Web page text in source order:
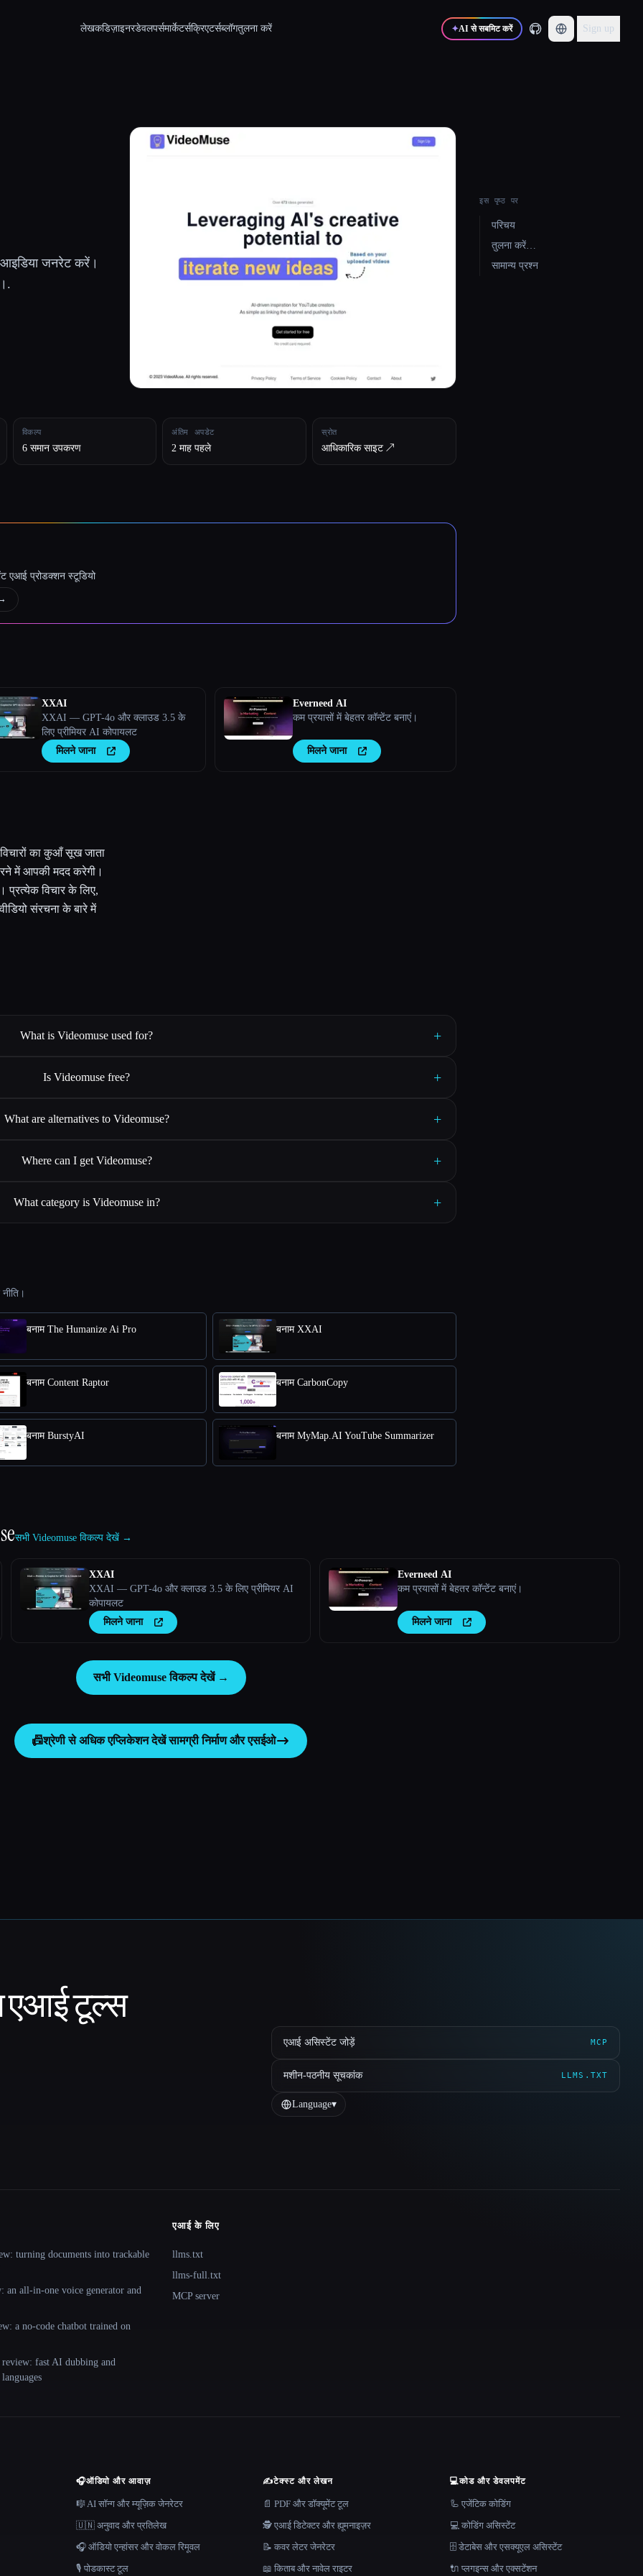
लेखकडिज़ाइनरडेवलपर्समार्केटर्सक्रिएटर्सब्लॉगतुलना करें ✦AI से सबमिट करें Sign up
जनरेट करें।
विकल्प
6 समान उपकरण
अंतिम अपडेट
2 माह पहले
स्रोत
आधिकारिक साइट ↗︎
एआई प्रोडक्शन स्टूडियो
XXAI
XXAI — GPT-4o और क्लाउड 3.5 के
लिए प्रीमियर AI कोपायलट
मिलने जाना
Everneed AI
कम प्रयासों में बेहतर कॉन्टेंट बनाएं।
मिलने जाना
विचारों का कुआँ सूख जाता
में आपकी मदद करेगी।
विचार के लिए,
संरचना के बारे में
What is Videomuse used for? +
Is Videomuse free? +
What are alternatives to Videomuse? +
Where can I get Videomuse? +
What category is Videomuse in? +
बनाम The Humanize Ai Pro बनाम XXAI
बनाम Content Raptor बनाम CarbonCopy
बनाम BurstyAI बनाम MyMap.AI YouTube Summarizer
इस पृष्ठ पर
परिचय
तुलना करें…
सामान्य प्रश्न
सभी Videomuse विकल्प देखें →
XXAI
XXAI — GPT-4o और क्लाउड 3.5 के लिए प्रीमियर AI
कोपायलट
मिलने जाना
Everneed AI
कम प्रयासों में बेहतर कॉन्टेंट बनाएं।
मिलने जाना
सभी Videomuse विकल्प देखें →
📠श्रेणी से अधिक एप्लिकेशन देखेंसामग्री निर्माण और एसईओ
एआई टूल्स
एआई असिस्टेंट जोड़ें MCP
मशीन-पठनीय सूचकांक LLMS.TXT
Language▾
turning documents into trackable
an all-in-one voice generator and
a no-code chatbot trained on
review: fast AI dubbing and
एआई के लिए
llms.txt
llms-full.txt
MCP server
🎧ऑडियो और आवाज़
🎼 AI सॉन्ग और म्यूज़िक जेनरेटर
🇺🇳 अनुवाद और प्रतिलेख
🎧 ऑडियो एन्हांसर और वोकल रिमूवल
🎙️ पोडकास्ट टूल
✍️टेक्स्ट और लेखन
📄 PDF और डॉक्यूमेंट टूल
🕵️ एआई डिटेक्टर और ह्यूमनाइज़र
📝 कवर लेटर जेनरेटर
📖 किताब और नावेल राइटर
💻कोड और डेवलपमेंट
🦾 एजेंटिक कोडिंग
💻 कोडिंग असिस्टेंट
🗄️ डेटाबेस और एसक्यूएल असिस्टेंट
🔌 प्लगइन्स और एक्सटेंशन